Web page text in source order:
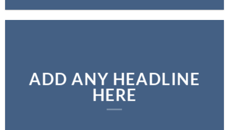
ADD ANY HEADLINE
HERE